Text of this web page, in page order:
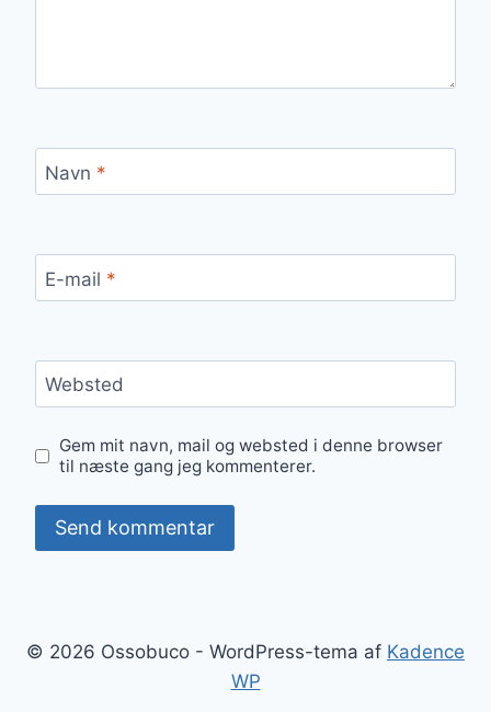
Navn *
E-mail *
Websted
Gem mit navn, mail og websted i denne browser
til næste gang jeg kommenterer.
© 2026 Ossobuco - WordPress-tema af Kadence
WP